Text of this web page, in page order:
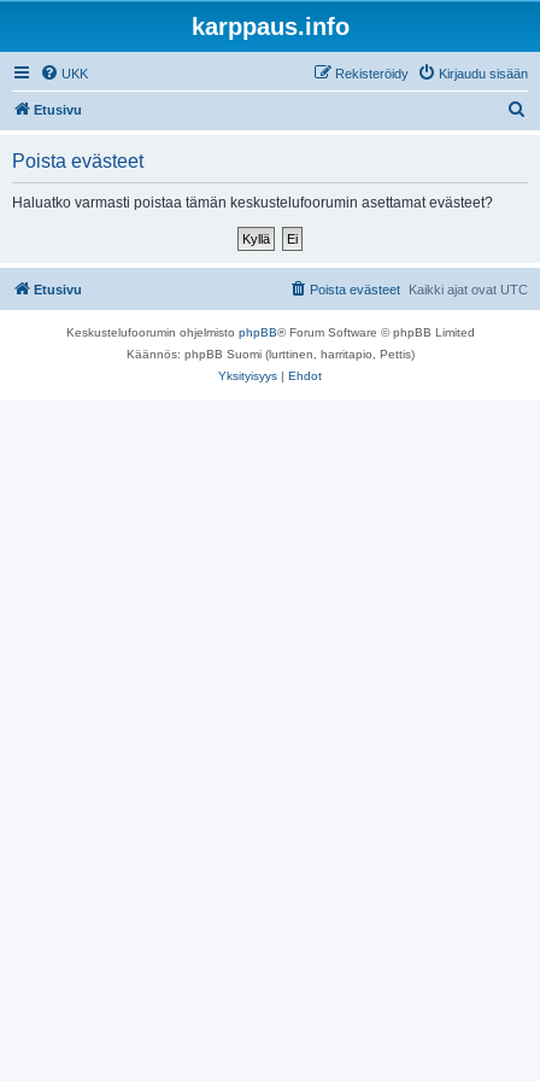
karppaus.info
UKK Kirjaudu sisään
Rekisteröidy
Etusivu
Poista evästeet
Haluatko varmasti poistaa tämän keskustelufoorumin asettamat evästeet?
Etusivu Kaikki ajat ovat UTC
Poista evästeet
Keskustelufoorumin ohjelmisto phpBB® Forum Software © phpBB Limited
Käännös: phpBB Suomi (lurttinen, harritapio, Pettis)
Yksityisyys | Ehdot